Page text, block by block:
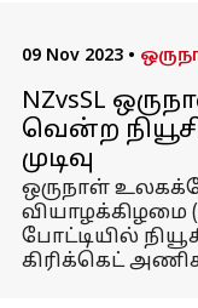
09 Nov 2023 •
NZvsSL
வென்ற
முடிவு
ஒருநாள்
வியாழக்கிழமை
போட்டியில்
கிரிக்கெட்